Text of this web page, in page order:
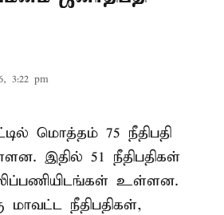
3:22 pm
மொத்தம் 75 நீதிபதி
இதில் 51 நீதிபதிகள்
உள்ளன.
நீதிபதிகள்,